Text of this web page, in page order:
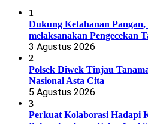
1
Dukung Ketahanan
melaksanakan Pengecekan
3 Agustus 2026
2
Polsek Diwek Tinjau
Nasional Asta Cita
5 Agustus 2026
3
Perkuat Kolaborasi Hadapi